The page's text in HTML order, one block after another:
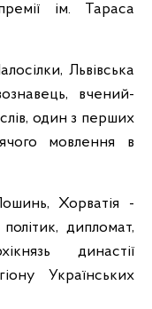
ім. Тараса
Львівська
вчений-
один з перших
мовлення в
Хорватія -
дипломат,
династії
Українських